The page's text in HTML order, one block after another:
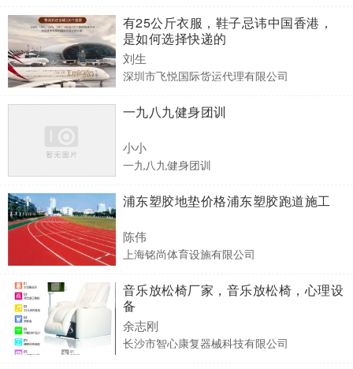
有25公斤衣服，鞋子忌讳中国香港，
是如何选择快递的
刘生
深圳市飞悦国际货运代理有限公司
一九八九健身团训
小小
一九八九健身团训
浦东塑胶地垫价格浦东塑胶跑道施工
陈伟
上海铭尚体育设施有限公司
音乐放松椅厂家，音乐放松椅，心理设
备
余志刚
长沙市智心康复器械科技有限公司